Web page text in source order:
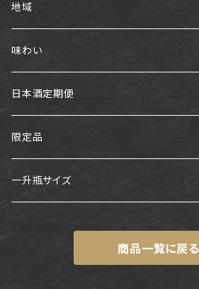
地域
東海
白老
近畿
神開
浅茅生
中国・四国
金鵄盛典
神雷
九州
中部
味わい
フルーティー
スッキリ
旨口
熟成タイプ
日本酒定期便
限定品
一升瓶サイズ
商品一覧に戻る